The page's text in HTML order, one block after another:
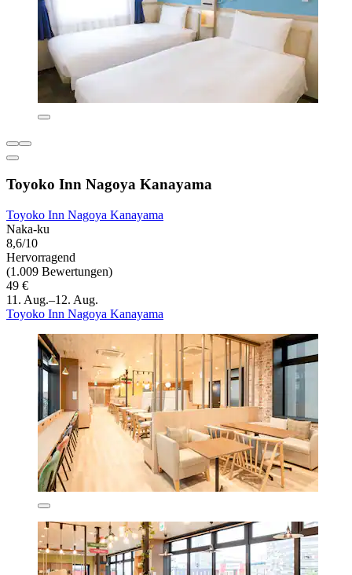
Toyoko Inn Nagoya Kanayama
Toyoko Inn Nagoya Kanayama
Naka-ku
8,6/10
Hervorragend
(1.009 Bewertungen)
49 €
11. Aug.–12. Aug.
Toyoko Inn Nagoya Kanayama